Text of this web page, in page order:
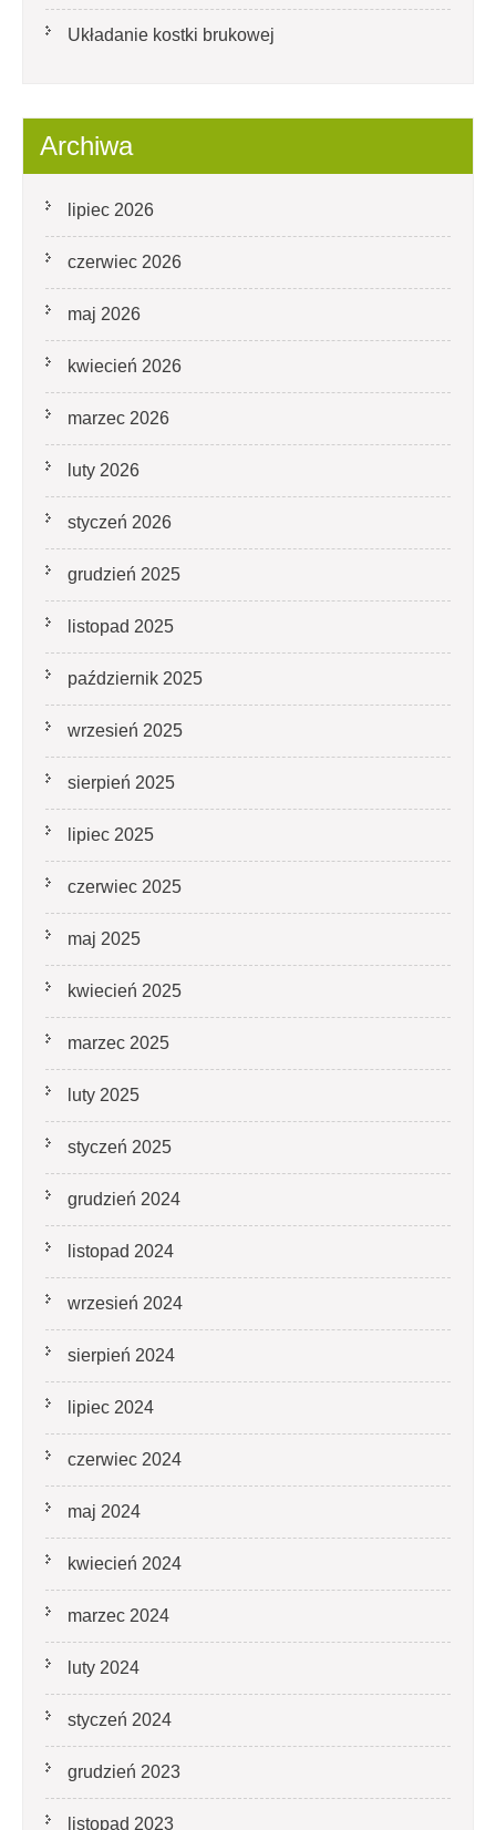
Układanie kostki brukowej
Archiwa
lipiec 2026
czerwiec 2026
maj 2026
kwiecień 2026
marzec 2026
luty 2026
styczeń 2026
grudzień 2025
listopad 2025
październik 2025
wrzesień 2025
sierpień 2025
lipiec 2025
czerwiec 2025
maj 2025
kwiecień 2025
marzec 2025
luty 2025
styczeń 2025
grudzień 2024
listopad 2024
wrzesień 2024
sierpień 2024
lipiec 2024
czerwiec 2024
maj 2024
kwiecień 2024
marzec 2024
luty 2024
styczeń 2024
grudzień 2023
listopad 2023